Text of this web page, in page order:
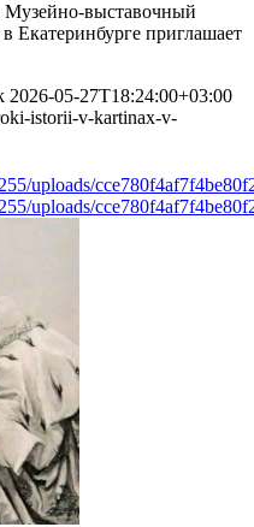
Музейно-выставочный
Екатеринбурге приглашает
2026-05-27T18:24:00+03:00
istorii-v-kartinax-v-
uploads/
uploads/